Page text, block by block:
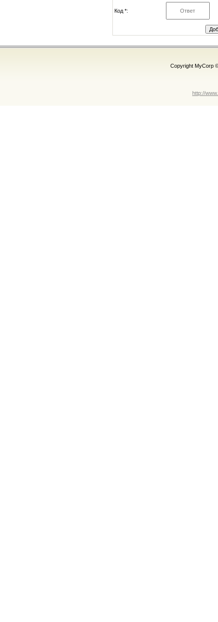
Код *:
Copyright MyCorp
http://